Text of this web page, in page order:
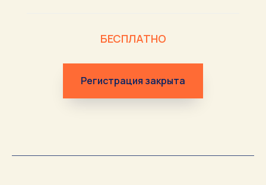
БЕСПЛАТНО
Регистрация закрыта